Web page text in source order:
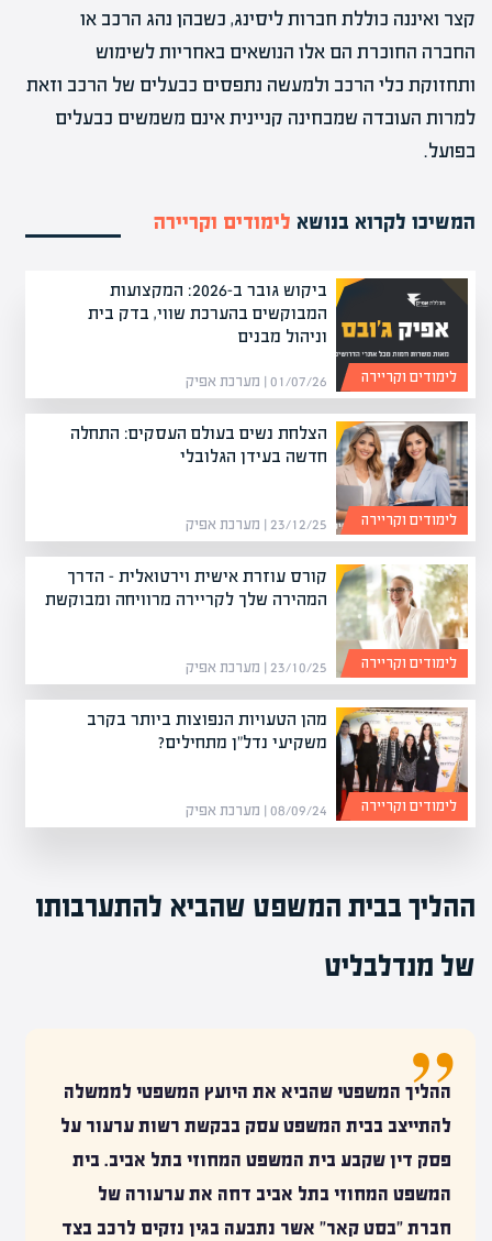
קצר ואיננה כוללת חברות ליסינג, כשבהן נהג הרכב או
החברה החוכרת הם אלו הנושאים באחריות לשימוש
ותחזוקת כלי הרכב ולמעשה נתפסים כבעלים של הרכב וזאת
למרות העובדה שמבחינה קניינית אינם משמשים כבעלים
בפועל.
המשיכו לקרוא בנושא לימודים וקריירה
ביקוש גובר ב-2026: המקצועות
המבוקשים בהערכת שווי, בדק בית
וניהול מבנים
01/07/26 | מערכת אפיק לימודים וקריירה
הצלחת נשים בעולם העסקים: התחלה
חדשה בעידן הגלובלי
23/12/25 | מערכת אפיק לימודים וקריירה
קורס עוזרת אישית וירטואלית – הדרך
המהירה שלך לקריירה מרוויחה ומבוקשת
23/10/25 | מערכת אפיק לימודים וקריירה
מהן הטעויות הנפוצות ביותר בקרב
משקיעי נדל"ן מתחילים?
08/09/24 | מערכת אפיק לימודים וקריירה
ההליך בבית המשפט שהביא להתערבותו
של מנדלבליט
ההליך המשפטי שהביא את היועץ המשפטי לממשלה
להתייצב בבית המשפט עסק בבקשת רשות ערעור על
פסק דין שקבע בית המשפט המחוזי בתל אביב. בית
המשפט המחוזי בתל אביב דחה את ערעורה של
חברת "בסט קאר" אשר נתבעה בגין נזקים לרכב בצד